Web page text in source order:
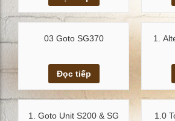
Xem chi tiết
03 Goto SG370
Đọc tiếp
1.
1. Goto Unit S200 & SG
1.0